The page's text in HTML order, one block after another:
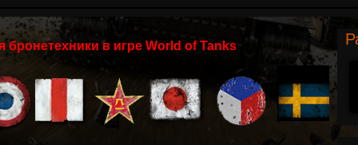
бронетехники в игре World of Tanks